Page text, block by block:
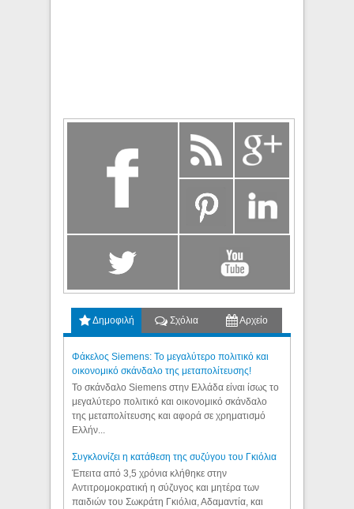
Δημοφιλή Σχόλια Αρχείο
Φάκελος Siemens: Το μεγαλύτερο πολιτικό και
οικονομικό σκάνδαλο της μεταπολίτευσης!
Το σκάνδαλο Siemens στην Ελλάδα είναι ίσως το
μεγαλύτερο πολιτικό και οικονομικό σκάνδαλο
της μεταπολίτευσης και αφορά σε χρηματισμό
Ελλήν...
Συγκλονίζει η κατάθεση της συζύγου του Γκιόλια
Έπειτα από 3,5 χρόνια κλήθηκε στην
Αντιτρομοκρατική η σύζυγος και μητέρα των
παιδιών του Σωκράτη Γκιόλια, Αδαμαντία, και